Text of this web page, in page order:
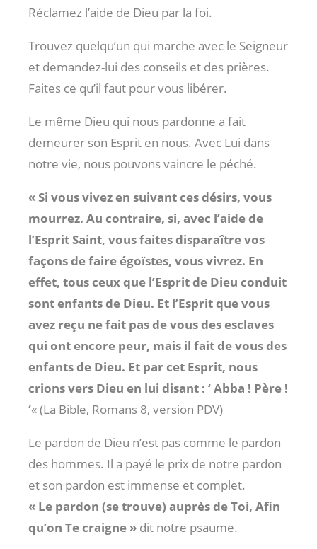
Réclamez l’aide de Dieu par la foi.
Trouvez quelqu’un qui marche avec le Seigneur
et demandez-lui des conseils et des prières.
Faites ce qu’il faut pour vous libérer.
Le même Dieu qui nous pardonne a fait
demeurer son Esprit en nous. Avec Lui dans
notre vie, nous pouvons vaincre le péché.
« Si vous vivez en suivant ces désirs, vous
mourrez. Au contraire, si, avec l’aide de
l’Esprit Saint, vous faites disparaître vos
façons de faire égoïstes, vous vivrez. En
effet, tous ceux que l’Esprit de Dieu conduit
sont enfants de Dieu. Et l’Esprit que vous
avez reçu ne fait pas de vous des esclaves
qui ont encore peur, mais il fait de vous des
enfants de Dieu. Et par cet Esprit, nous
crions vers Dieu en lui disant : ‘ Abba ! Père !
‘« (La Bible, Romans 8, version PDV)
Le pardon de Dieu n’est pas comme le pardon
des hommes. Il a payé le prix de notre pardon
et son pardon est immense et complet.
« Le pardon (se trouve) auprès de Toi, Afin
qu’on Te craigne » dit notre psaume.